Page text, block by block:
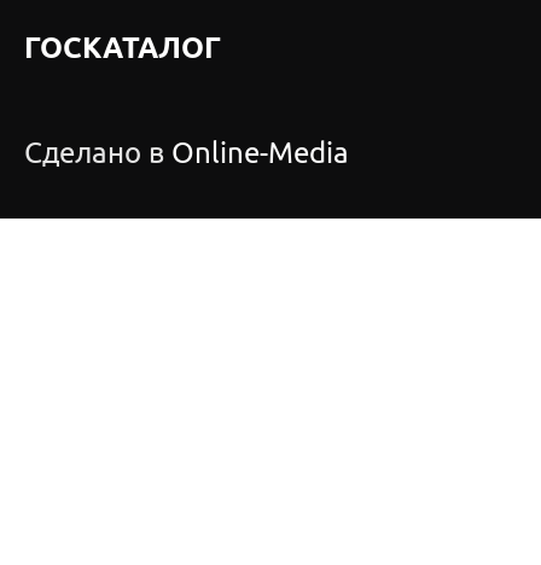
ГОСКАТАЛОГ
Сделано в Online-Media